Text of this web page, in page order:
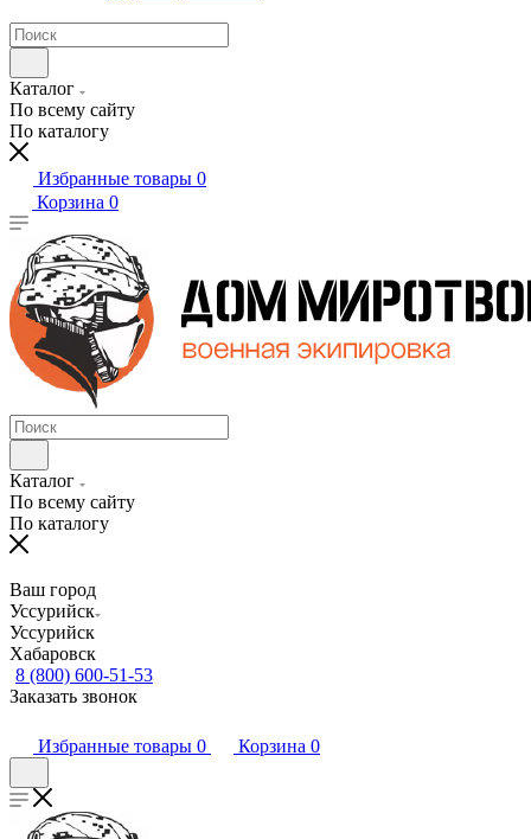
Каталог
По всему сайту
По каталогу
Избранные товары 0
Корзина 0
Каталог
По всему сайту
По каталогу
Ваш город
Уссурийск
Уссурийск
Хабаровск
8 (800) 600-51-53
Заказать звонок
Избранные товары 0 Корзина 0